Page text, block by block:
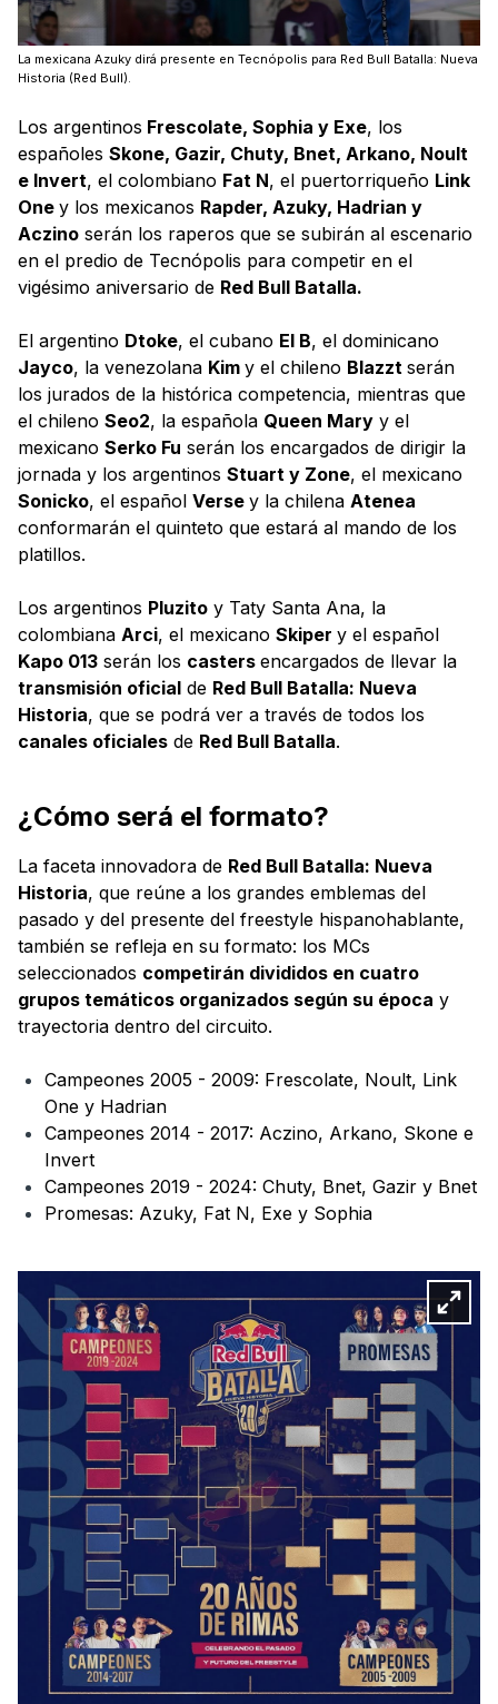
La mexicana Azuky dirá presente en Tecnópolis para Red Bull Batalla: Nueva
Historia (Red Bull).
Los argentinos Frescolate, Sophia y Exe, los
españoles Skone, Gazir, Chuty, Bnet, Arkano, Noult
e Invert, el colombiano Fat N, el puertorriqueño Link
One y los mexicanos Rapder, Azuky, Hadrian y
Aczino serán los raperos que se subirán al escenario
en el predio de Tecnópolis para competir en el
vigésimo aniversario de Red Bull Batalla.
El argentino Dtoke, el cubano El B, el dominicano
Jayco, la venezolana Kim y el chileno Blazzt serán
los jurados de la histórica competencia, mientras que
el chileno Seo2, la española Queen Mary y el
mexicano Serko Fu serán los encargados de dirigir la
jornada y los argentinos Stuart y Zone, el mexicano
Sonicko, el español Verse y la chilena Atenea
conformarán el quinteto que estará al mando de los
platillos.
Los argentinos Pluzito y Taty Santa Ana, la
colombiana Arci, el mexicano Skiper y el español
Kapo 013 serán los casters encargados de llevar la
transmisión oficial de Red Bull Batalla: Nueva
Historia, que se podrá ver a través de todos los
canales oficiales de Red Bull Batalla.
¿Cómo será el formato?
La faceta innovadora de Red Bull Batalla: Nueva
Historia, que reúne a los grandes emblemas del
pasado y del presente del freestyle hispanohablante,
también se refleja en su formato: los MCs
seleccionados competirán divididos en cuatro
grupos temáticos organizados según su época y
trayectoria dentro del circuito.
Campeones 2005 - 2009: Frescolate, Noult, Link
One y Hadrian
Campeones 2014 - 2017: Aczino, Arkano, Skone e
Invert
Campeones 2019 - 2024: Chuty, Bnet, Gazir y Bnet
Promesas: Azuky, Fat N, Exe y Sophia